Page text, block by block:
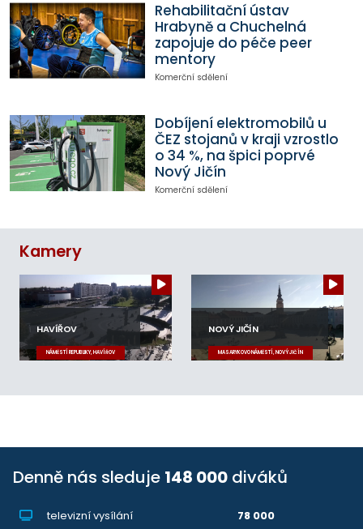
Rehabilitační ústav
Hrabyně a Chuchelná
zapojuje do péče peer
mentory
Komerční sdělení
Dobíjení elektromobilů u
ČEZ stojanů v kraji vzrostlo
o 34 %, na špici poprvé
Nový Jičín
Komerční sdělení
Kamery
HAVÍŘOV
NÁMĚSTÍ REPUBLIKY, HAVÍŘOV
NOVÝ JIČÍN
MASARYKOVO NÁMĚSTÍ, NOVÝ JIČÍN
Denně nás sleduje 148 000 diváků
televizní vysílání
78 000